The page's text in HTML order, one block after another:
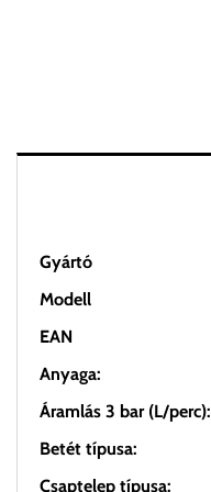
Gyártó
Modell
EAN
Anyaga:
Áramlás 3 bar (L/perc):
Betét típusa:
Csaptelep típusa: